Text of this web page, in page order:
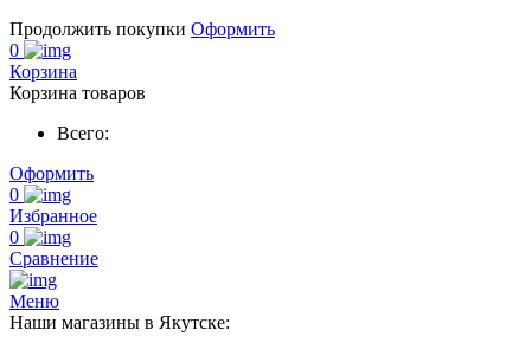
Продолжить покупки Оформить
0
Корзина
Корзина товаров
Всего:
Оформить
0
Избранное
0
Сравнение
Меню
Наши магазины в Якутске: